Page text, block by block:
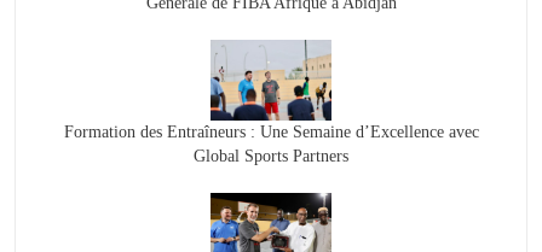
Formation des Entraîneurs : Une Semaine d’Excellence avec
Global Sports Partners